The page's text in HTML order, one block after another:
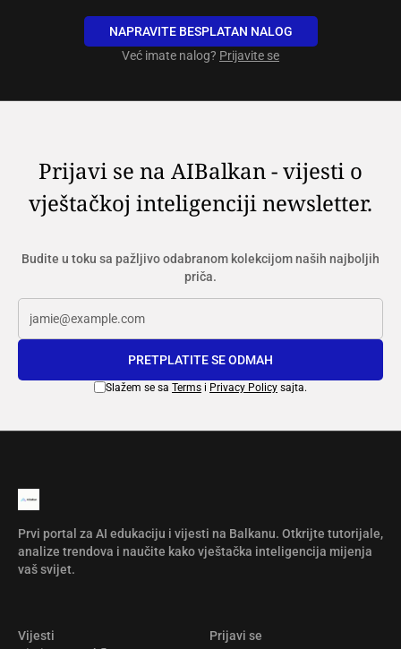
NAPRAVITE BESPLATAN NALOG
Već imate nalog? Prijavite se
Prijavi se na AIBalkan - vijesti o
vještačkoj inteligenciji newsletter.
Budite u toku sa pažljivo odabranom kolekcijom naših najboljih
priča.
PRETPLATITE SE ODMAH
Slažem se sa Terms i Privacy Policy sajta.
Prvi portal za AI edukaciju i vijesti na Balkanu. Otkrijte tutorijale,
analize trendova i naučite kako vještačka inteligencija mijenja
vaš svijet.
Vijesti
Prijavi se